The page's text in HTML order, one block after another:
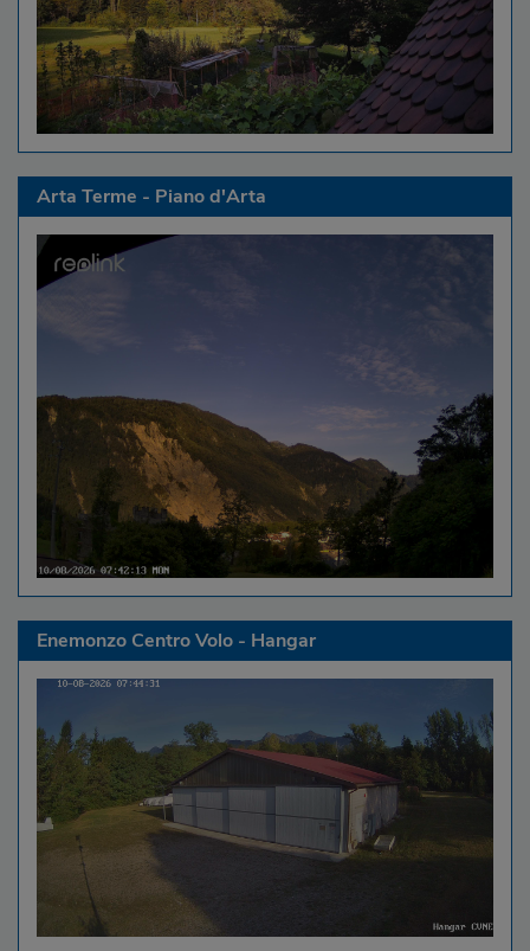
Arta Terme - Piano d'Arta
Enemonzo Centro Volo - Hangar